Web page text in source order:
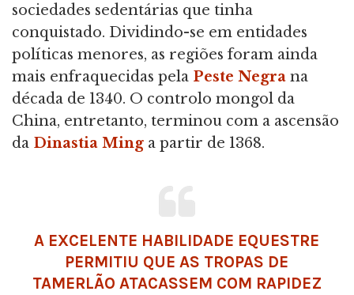
sociedades sedentárias que tinha
conquistado. Dividindo-se em entidades
políticas menores, as regiões foram ainda
mais enfraquecidas pela Peste Negra na
década de 1340. O controlo mongol da
China, entretanto, terminou com a ascensão
da Dinastia Ming a partir de 1368.
A EXCELENTE HABILIDADE EQUESTRE
PERMITIU QUE AS TROPAS DE
TAMERLÃO ATACASSEM COM RAPIDEZ